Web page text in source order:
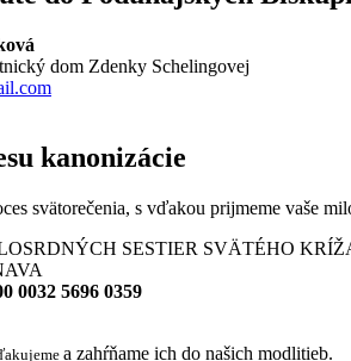
dom Zdenky Schelingovej
kanonizácie
svätorečenia, s vďakou prijmeme vaše
SESTIER SVÄTÉHO
0032 5696 0359
a zahŕňame ich do našich modlitieb.